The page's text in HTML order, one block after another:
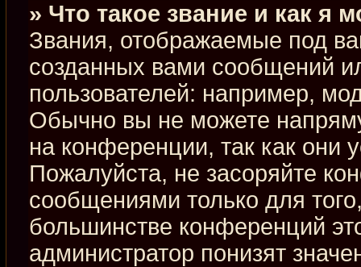
» Что такое звание и как я
Звания, отображаемые под
созданных вами сообщений
пользователей: например,
Обычно вы не можете
на конференции, так как они
Пожалуйста, не засоряйте
сообщениями только для
большинстве конференций
администратор понизят